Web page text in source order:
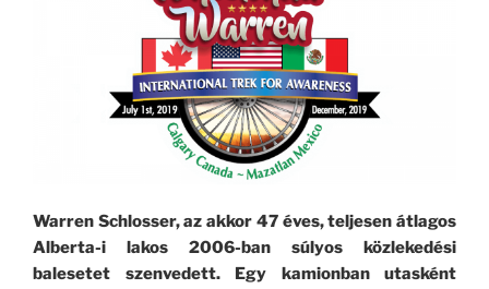
Warren Schlosser, az akkor 47 éves, teljesen átlagos
Alberta-i lakos 2006-ban súlyos közlekedési
balesetet szenvedett. Egy kamionban utasként